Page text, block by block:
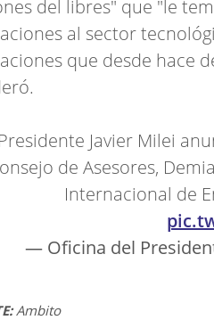
del libres" que "le
al sector
que desde hace
Javier Milei
de Asesores,
Internacional de
— Oficina del
Ambito